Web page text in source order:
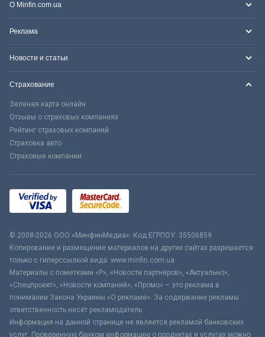
О Minfin.com.ua
Реклама
Новости и статьи
Страхование
Зеленая карта онлайн
Отзывы о страховых компаниях
Рейтинг страховых компаний
Страховка авто
Страховые компании
© 2008-2026 ООО «МинфинМедиа». Код ЕГРПОУ: 35506859
Копирование и размещение материалов на других сайтах разрешается
только с гиперссылкой вида: www.minfin.com.ua
Материалы с пометками «Р», «Новости партнёров», «Актуально»,
«Спецпроект», «Новости компаний», «Промо» – это реклама в
понимании Закона Украины «О рекламе». За содержание рекламы
ответственность несёт рекламодатель.
Информация на данной странице не является рекламой банковских
услуг. Проверенную банком информацию о продуктах и услугах можно